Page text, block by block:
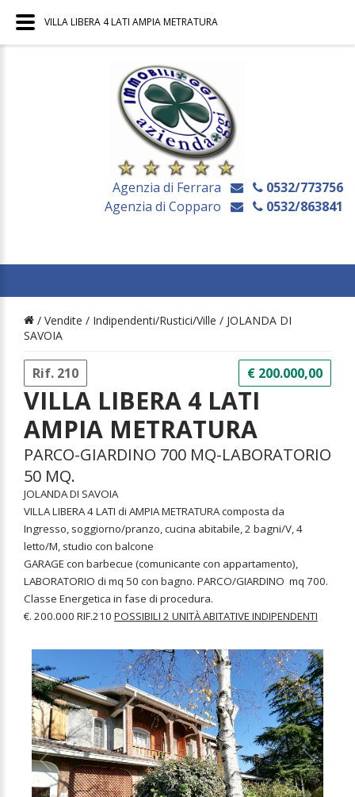
Agenzia di Ferrara
0532/773756
Agenzia di Copparo
0532/863841
/ Vendite / Indipendenti/Rustici/Ville / JOLANDA DI
SAVOIA
Rif. 210 € 200.000,00
VILLA LIBERA 4 LATI
AMPIA METRATURA
PARCO-GIARDINO 700 MQ-LABORATORIO
50 MQ.
JOLANDA DI SAVOIA
VILLA LIBERA 4 LATI di AMPIA METRATURA composta da
Ingresso, soggiorno/pranzo, cucina abitabile, 2 bagni/V, 4
letto/M, studio con balcone
GARAGE con barbecue (comunicante con appartamento),
LABORATORIO di mq 50 con bagno. PARCO/GIARDINO mq 700.
Classe Energetica in fase di procedura.
€. 200.000 RIF.210 POSSIBILI 2 UNITÀ ABITATIVE INDIPENDENTI
VILLA LIBERA 4 LATI AMPIA METRATURA